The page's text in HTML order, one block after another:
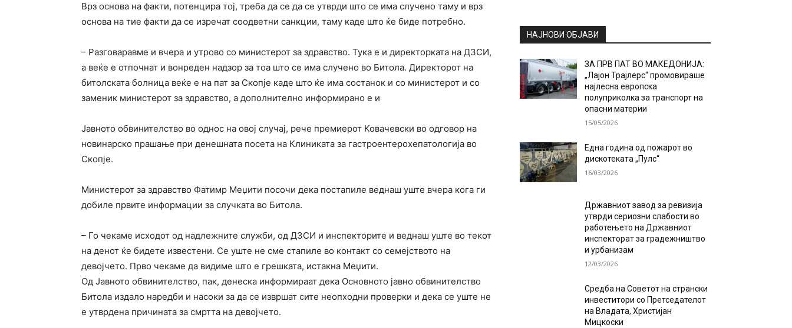
Врз основа на факти, потенцира тој, треба да се да се утврди што се има случено таму и врз
основа на тие факти да се изречат соодветни санкции, таму каде што ќе биде потребно.
– Разговаравме и вчера и утрово со министерот за здравство. Тука е и директорката на ДЗСИ,
а веќе е отпочнат и вонреден надзор за тоа што се има случено во Битола. Директорот на
битолската болница веќе е на пат за Скопје каде што ќе има состанок и со министерот и со
заменик министерот за здравство, а дополнително информирано е и
Јавното обвинителство во однос на овој случај, рече премиерот Ковачевски во одговор на
новинарско прашање при денешната посета на Клиниката за гастроентерохепатологија во
Скопје.
Министерот за здравство Фатимр Меџити посочи дека постапиле веднаш уште вчера кога ги
добиле првите информации за случката во Битола.
– Го чекаме исходот од надлежните служби, од ДЗСИ и инспекторите и веднаш уште во текот
на денот ќе бидете известени. Се уште не сме стапиле во контакт со семејството на
девојчето. Прво чекаме да видиме што е грешката, истакна Меџити.
Од Јавното обвинителство, пак, денеска информираат дека Основното јавно обвинителство
Битола издало наредби и насоки за да се извршат сите неопходни проверки и дека се уште не
е утврдена причината за смртта на девојчето.
НАЈНОВИ ОБЈАВИ
ЗА ПРВ ПАТ ВО МАКЕДОНИЈА:
„Лајон Трајлерс“ промовираше
најлесна европска
полуприколка за транспорт на
опасни материи
15/05/2026
Една година од пожарот во
дискотеката „Пулс“
16/03/2026
Државниот завод за ревизија
утврди сериозни слабости во
работењето на Државниот
инспекторат за градежништво
и урбанизам
12/03/2026
Средба на Советот на странски
инвеститори со Претседателот
на Владата, Христијан
Мицкоски